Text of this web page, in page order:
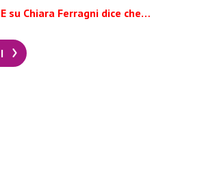
su Chiara Ferragni dice che…